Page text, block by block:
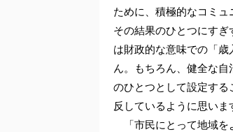
ために、積極的なコミ
その結果のひとつにす
は財政的な意味での「
ん。もちろん、健全な
のひとつとして設定す
反しているように思いま
「市民にとって地域を